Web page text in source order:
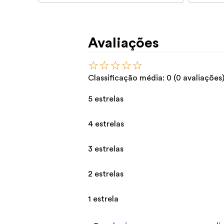
Avaliações
☆☆☆☆☆
Classificação média: 0 (0 avaliações)
5 estrelas
4 estrelas
3 estrelas
2 estrelas
1 estrela